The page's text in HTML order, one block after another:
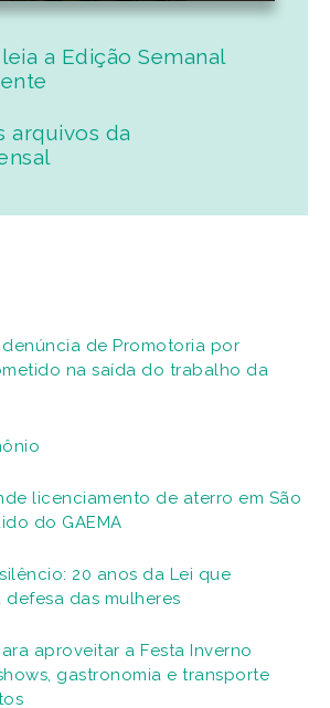
a Edição Semanal
arquivos da
de Promotoria por
na saída do trabalho da
licenciamento de aterro em São
do GAEMA
20 anos da Lei que
das mulheres
aproveitar a Festa Inverno
gastronomia e transporte